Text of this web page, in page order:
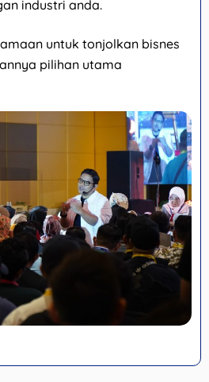
industri anda.
untuk tonjolkan bisnes
pilihan utama